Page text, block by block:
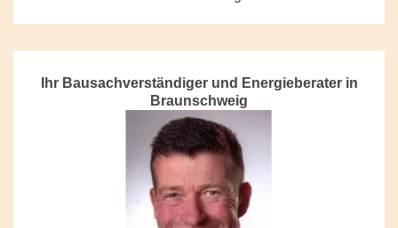
Ihr Bausachverständiger und Energieberater in
Braunschweig